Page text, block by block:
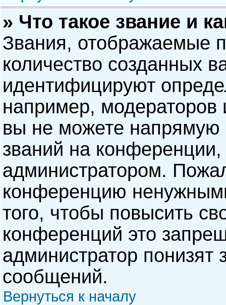
» Что такое звание и
Звания, отображаемые
количество созданных
идентифицируют
например,
вы не можете напрямую
званий на
администратором.
конференцию
того, чтобы повысить
конференций это
администратор понизят
сообщений.
Вернуться к началу